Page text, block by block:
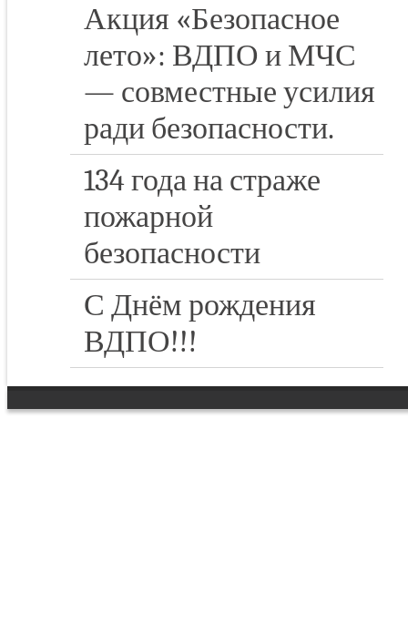
Акция «Безопасное
лето»: ВДПО и МЧС
— совместные усилия
ради безопасности.
134 года на страже
пожарной
безопасности
С Днём рождения
ВДПО!!!